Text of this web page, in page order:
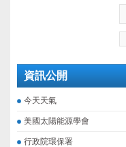
資訊公開
今天天氣
美國太陽能源學會
行政院環保署